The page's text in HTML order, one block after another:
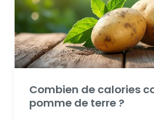
Combien de calories
pomme de terre ?